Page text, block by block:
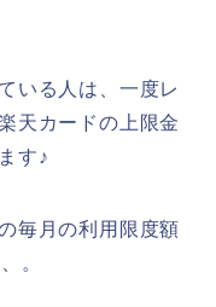
いる人は、一度レ
天カードの上限金
す♪
毎月の利用限度額
。